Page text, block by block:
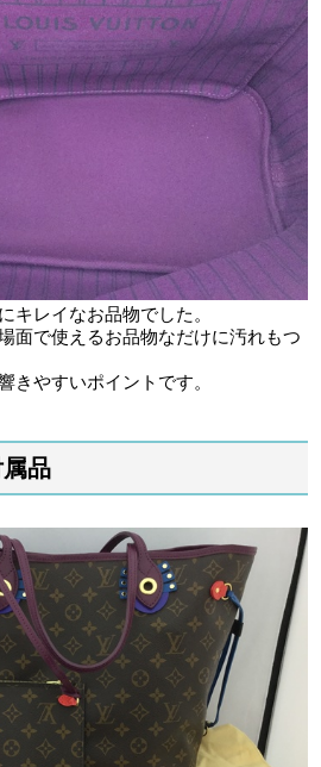
キレイなお品物でした。
面で使えるお品物なだけに汚れもつ
きやすいポイントです。
品